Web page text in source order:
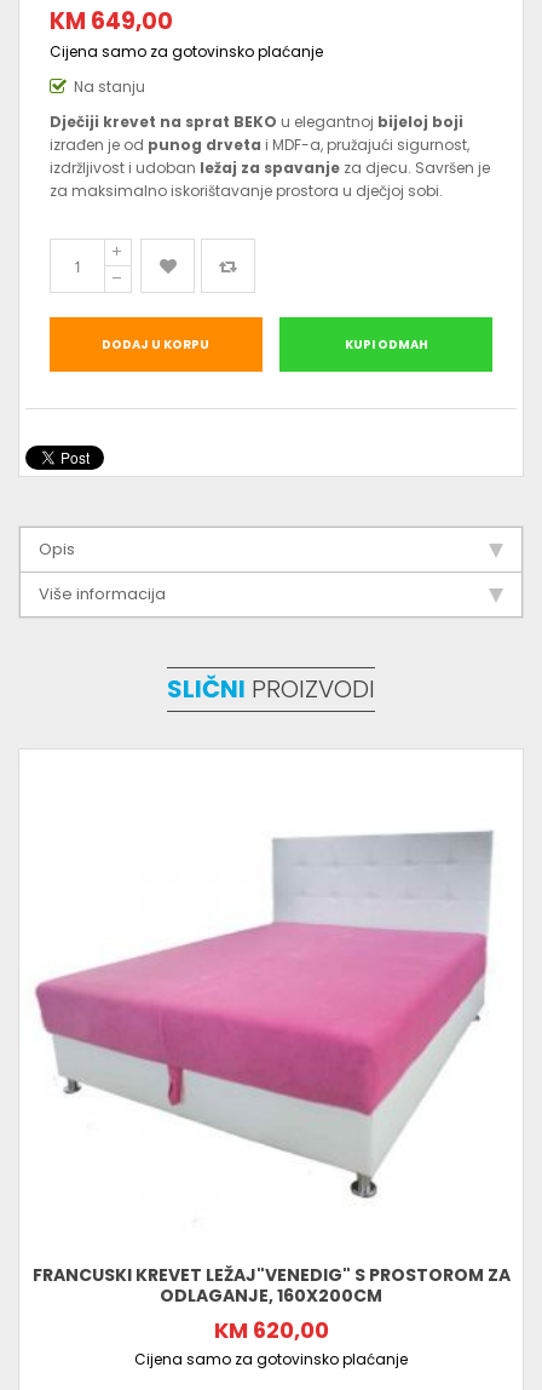
KM 649,00
Cijena samo za gotovinsko plaćanje
Na stanju
Dječiji krevet na sprat BEKO u elegantnoj bijeloj boji
izrađen je od punog drveta i MDF-a, pružajući sigurnost,
izdržljivost i udoban ležaj za spavanje za djecu. Savršen je
za maksimalno iskorištavanje prostora u dječjoj sobi.
DODAJ U KORPU KUPI ODMAH
Opis
Više informacija
SLIČNI PROIZVODI
FRANCUSKI KREVET LEŽAJ"VENEDIG" S PROSTOROM ZA
ODLAGANJE, 160X200CM
KM 620,00
Cijena samo za gotovinsko plaćanje